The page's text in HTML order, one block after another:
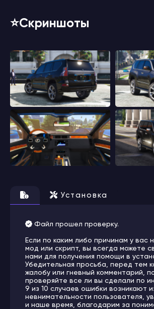
⭐️Скриншоты
Установка
Файл прошел проверку.
Если по каким либо причинам у вас
мод или скрипт, вы всегда можете
нами для получения помощи в
Убедительная просьба, перед тем
жалобу или гневный комментарий,
проверяйте все ли вы сделали по
9 из 10 случаев ошибки возникают
невнимательности пользователя,
и наше время, благодарим за